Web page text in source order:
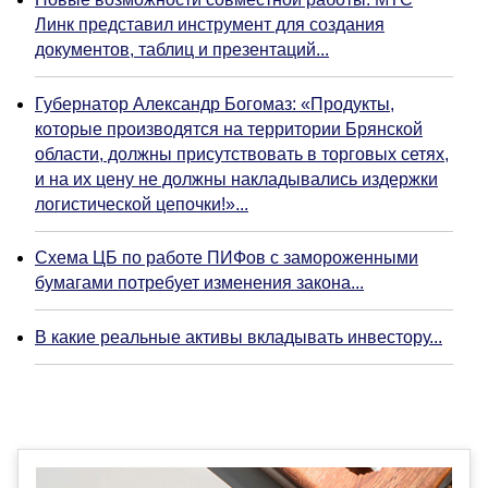
Линк представил инструмент для создания
документов, таблиц и презентаций...
Губернатор Александр Богомаз: «Продукты,
которые производятся на территории Брянской
области, должны присутствовать в торговых сетях,
и на их цену не должны накладывались издержки
логистической цепочки!»...
Схема ЦБ по работе ПИФов с замороженными
бумагами потребует изменения закона...
В какие реальные активы вкладывать инвестору...